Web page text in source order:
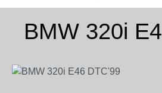
BMW 320i
Bildergalerie überspringen